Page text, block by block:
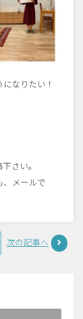
なりたい！
さい。
、メールで
次の記事へ